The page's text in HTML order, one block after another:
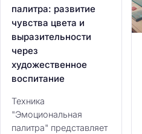
палитра: развитие
чувства цвета и
выразительности
через
художественное
воспитание
Техника
"Эмоциональная
палитра" представляет